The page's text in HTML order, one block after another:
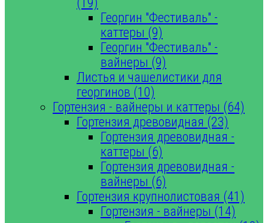
Георгин "Фестиваль" -
каттеры (9)
Георгин "Фестиваль" -
вайнеры (9)
Листья и чашелистики для
георгинов (10)
Гортензия - вайнеры и каттеры (64)
Гортензия древовидная (23)
Гортензия древовидная -
каттеры (6)
Гортензия древовидная -
вайнеры (6)
Гортензия крупнолистовая (41)
Гортензия - вайнеры (14)